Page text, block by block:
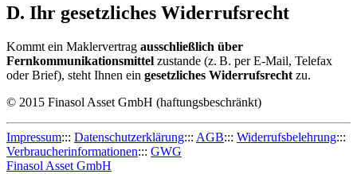
D. Ihr gesetzliches Widerrufsrecht
Kommt ein Maklervertrag ausschließlich über
Fernkommunikationsmittel zustande (z. B. per E-Mail, Telefax
oder Brief), steht Ihnen ein gesetzliches Widerrufsrecht zu.
© 2015 Finasol Asset GmbH (haftungsbeschränkt)
Impressum::: Datenschutzerklärung::: AGB::: Widerrufsbelehrung:::
Verbraucherinformationen::: GWG
Finasol Asset GmbH